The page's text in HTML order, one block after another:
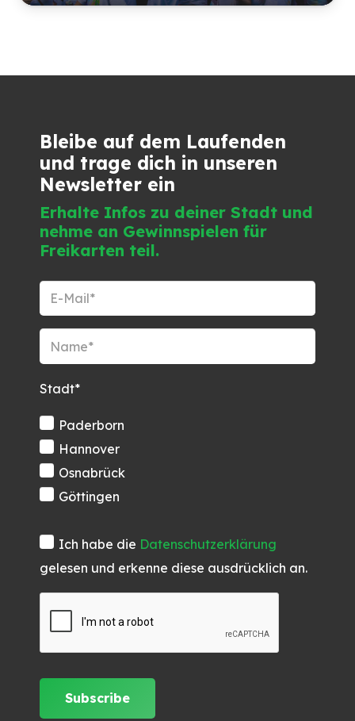
Bleibe auf dem Laufenden
und trage dich in unseren
Newsletter ein
Erhalte Infos zu deiner Stadt und
nehme an Gewinnspielen für
Freikarten teil.
Stadt*
Paderborn
Hannover
Osnabrück
Göttingen
Ich habe die Datenschutzerklärung
gelesen und erkenne diese ausdrücklich an.